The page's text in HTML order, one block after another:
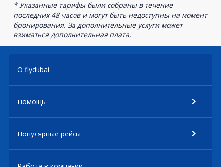
* Указанные тарифы были собраны в течение
последних 48 часов и могут быть недоступны на момент
бронирования. За дополнительные услуги может
взиматься дополнительная плата.
О flydubai
Помощь
Популярные рейсы